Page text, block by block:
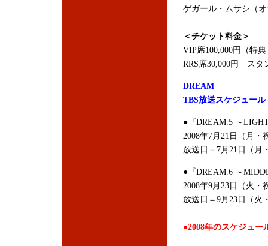
ゲガール・ムサシ（
＜チケット料金＞
VIP席100,000円（特
RRS席30,000円 スタ
DREAM
TBS放送スケジュール
●『DREAM.5 ～
2008年7月21日（月・
放送日＝7月21日（月
●『DREAM.6 ～
2008年9月23日（火・
放送日＝9月23日（火
●2008年のスケジュー